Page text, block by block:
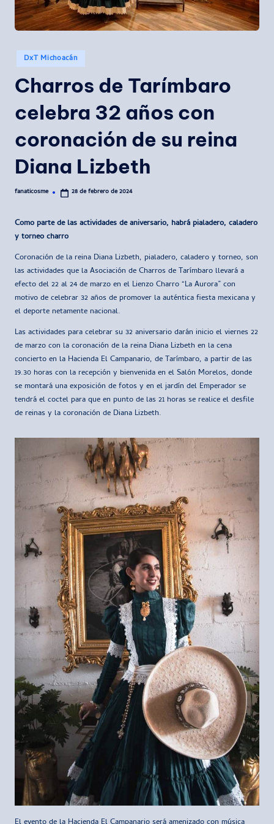
Publicado
en
DxT Michoacán
Charros de Tarímbaro
celebra 32 años con
coronación de su reina
Diana Lizbeth
Publicado
fanaticosme 28 de febrero de 2024
Como parte de las actividades de aniversario, habrá pialadero, caladero
y torneo charro
Coronación de la reina Diana Lizbeth, pialadero, caladero y torneo, son
las actividades que la Asociación de Charros de Tarímbaro llevará a
efecto del 22 al 24 de marzo en el Lienzo Charro “La Aurora” con
motivo de celebrar 32 años de promover la auténtica fiesta mexicana y
el deporte netamente nacional.
Las actividades para celebrar su 32 aniversario darán inicio el viernes 22
de marzo con la coronación de la reina Diana Lizbeth en la cena
concierto en la Hacienda El Campanario, de Tarímbaro, a partir de las
19.30 horas con la recepción y bienvenida en el Salón Morelos, donde
se montará una exposición de fotos y en el jardín del Emperador se
tendrá el coctel para que en punto de las 21 horas se realice el desfile
de reinas y la coronación de Diana Lizbeth.